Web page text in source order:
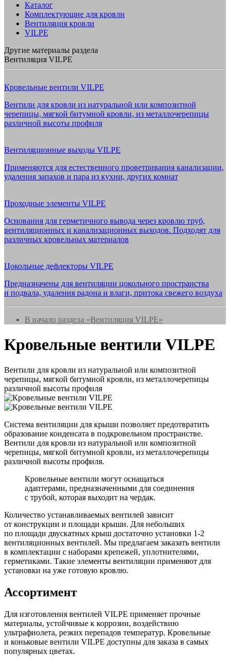
Каталог
Комплектующие для кровли
Вентиляция кровли
VILPE
Другие материалы раздела
Вентиляция VILPE
Кровельные вентили VILPE
Вентили для кровли из натуральной или композитной
черепицы, мягкой битумной кровли, из металлочерепицы
различной высоты профиля
Вентиляционные выходы VILPE
Применяются для естественного проветривания канализации,
удаления запахов и пара из кухни, других комнат
Проходные элементы VILPE
Основания для герметичного вывода через кровлю труб,
вентиляционных и канализационных выходов. Подходят для
различных кровельных материалов
Цокольные дефлекторы VILPE
Предназначены для вентиляции цокольного пространства
и подвала, удаления радона и влаги, притока свежего воздуха
В начало раздела «Вентиляция VILPE»
Кровельные вентили VILPE
Вентили для кровли из натуральной или композитной
черепицы, мягкой битумной кровли, из металлочерепицы
различной высоты профиля
Система вентиляции для крыши позволяет предотвратить
образование конденсата в подкровельном пространстве.
Вентили для кровли из натуральной или композитной
черепицы, мягкой битумной кровли, из металлочерепицы
различной высоты профиля.
Кровельные вентили могут оснащаться
адаптерами, предназначенными для соединения
с трубой, которая выходит на чердак.
Количество устанавливаемых вентилей зависит
от конструкции и площади крыши. Для небольших
по площади двускатных крыш достаточно установки 1-2
вентиляционных вентилей. Мы предлагаем заказать вентили
в комплектации с наборами крепежей, уплотнителями,
герметиками. Такие элементы вентиляции применяют для
установки на уже готовую кровлю.
Ассортимент
Для изготовления вентилей VILPE применяет прочные
материалы, устойчивые к коррозии, воздействию
ультрафиолета, резких перепадов температур. Кровельные
и коньковые вентили VILPE доступны для заказа в самых
популярных цветах.